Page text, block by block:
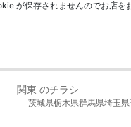
が保存されませんのでお店を
関東 のチラシ
茨城県栃木県群馬県埼玉県